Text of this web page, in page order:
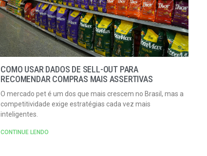
COMO USAR DADOS DE SELL-OUT PARA
RECOMENDAR COMPRAS MAIS ASSERTIVAS
O mercado pet é um dos que mais crescem no Brasil, mas a
competitividade exige estratégias cada vez mais
inteligentes.
CONTINUE LENDO